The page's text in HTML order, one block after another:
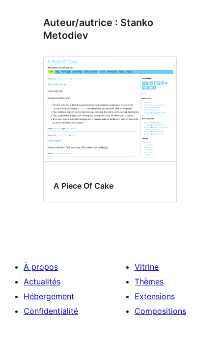
Auteur/autrice : Stanko
Metodiev
A Piece Of Cake
À propos
Actualités
Hébergement
Confidentialité
Vitrine
Thèmes
Extensions
Compositions